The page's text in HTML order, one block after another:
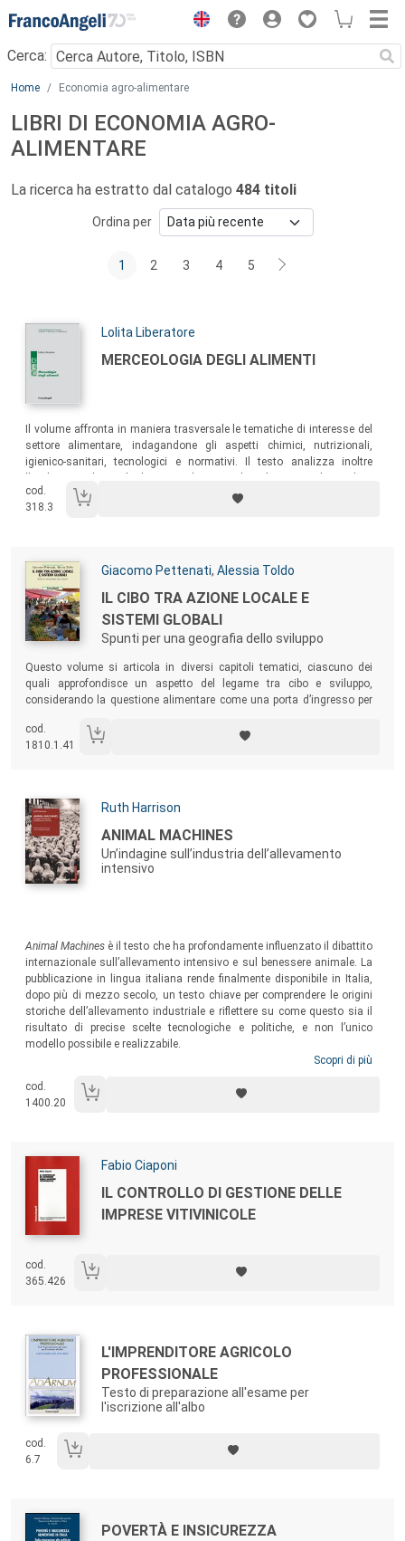
Menu
Cerca:
Main content
Home Economia agro-alimentare
LIBRI DI ECONOMIA AGRO-
ALIMENTARE
La ricerca ha estratto dal catalogo 484 titoli
Ordina per
1 2 3 4 5
Autori:
Lolita Liberatore
Titolo:
MERCEOLOGIA DEGLI ALIMENTI
Sommario:
Il volume affronta in maniera trasversale le tematiche di interesse del
settore alimentare, indagandone gli aspetti chimici, nutrizionali,
igienico-sanitari, tecnologici e normativi. Il testo analizza inoltre
agroalimentari e approfondisce il concetto di qualità, trattando
tematiche come i sistemi di gestione o le certificazioni di prodotto e di
cod.
318.3
Autori:
Giacomo Pettenati, Alessia Toldo
Titolo:
IL CIBO TRA AZIONE LOCALE E
SISTEMI GLOBALI
Spunti per una geografia dello sviluppo
Questo volume si articola in diversi capitoli tematici, ciascuno dei
quali approfondisce un aspetto del legame tra cibo e sviluppo,
considerando la questione alimentare come una porta d’ingresso per
cod.
1810.1.41
Autori:
Ruth Harrison
Titolo:
ANIMAL MACHINES
Un’indagine sull’industria dell’allevamento
intensivo
Animal Machines è il testo che ha profondamente influenzato il dibattito
internazionale sull’allevamento intensivo e sul benessere animale. La
pubblicazione in lingua italiana rende finalmente disponibile in Italia,
dopo più di mezzo secolo, un testo chiave per comprendere le origini
storiche dell’allevamento industriale e riflettere su come questo sia il
risultato di precise scelte tecnologiche e politiche, e non l’unico
modello possibile e realizzabile.
Scopri di più
cod.
1400.20
Autori:
Fabio Ciaponi
Titolo:
IL CONTROLLO DI GESTIONE DELLE
IMPRESE VITIVINICOLE
cod.
365.426
Autori:
Titolo:
L'IMPRENDITORE AGRICOLO
PROFESSIONALE
Testo di preparazione all'esame per
l'iscrizione all'albo
cod.
6.7
Autori:
Titolo:
POVERTÀ E INSICUREZZA